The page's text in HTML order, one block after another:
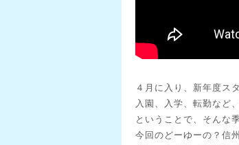
４月に入り、新年度ス
入園、入学、転勤など
ということで、そんな
今回のどーゆーの？信